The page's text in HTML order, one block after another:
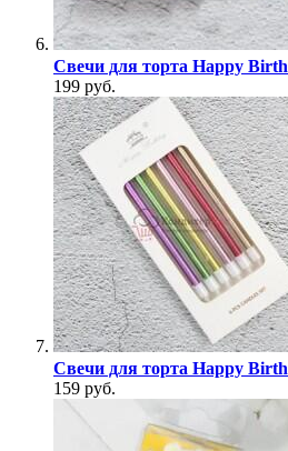
Свечи для торта Happy
199 руб.
Свечи для торта Happy
159 руб.